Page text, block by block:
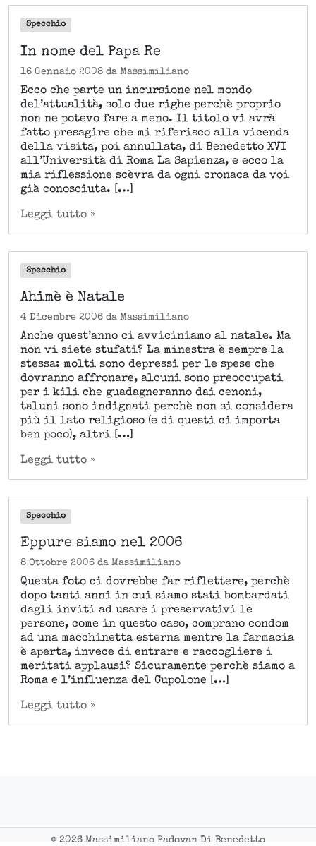
Specchio
In nome del Papa Re
16 Gennaio 2008 da Massimiliano
Ecco che parte un incursione nel mondo
del’attualità, solo due righe perchè proprio
non ne potevo fare a meno. Il titolo vi avrà
fatto presagire che mi riferisco alla vicenda
della visita, poi annullata, di Benedetto XVI
all’Università di Roma La Sapienza, e ecco la
mia riflessione scèvra da ogni cronaca da voi
già conosciuta. […]
Leggi tutto »
Specchio
Ahimè è Natale
4 Dicembre 2006 da Massimiliano
Anche quest’anno ci avviciniamo al natale. Ma
non vi siete stufati? La minestra è sempre la
stessa: molti sono depressi per le spese che
dovranno affronare, alcuni sono preoccupati
per i kili che guadagneranno dai cenoni,
taluni sono indignati perchè non si considera
più il lato religioso (e di questi ci importa
ben poco), altri […]
Leggi tutto »
Specchio
Eppure siamo nel 2006
8 Ottobre 2006 da Massimiliano
Questa foto ci dovrebbe far riflettere, perchè
dopo tanti anni in cui siamo stati bombardati
dagli inviti ad usare i preservativi le
persone, come in questo caso, comprano condom
ad una macchinetta esterna mentre la farmacia
è aperta, invece di entrare e raccogliere i
meritati applausi? Sicuramente perchè siamo a
Roma e l’influenza del Cupolone […]
Leggi tutto »
© 2026 Massimiliano Padovan Di Benedetto